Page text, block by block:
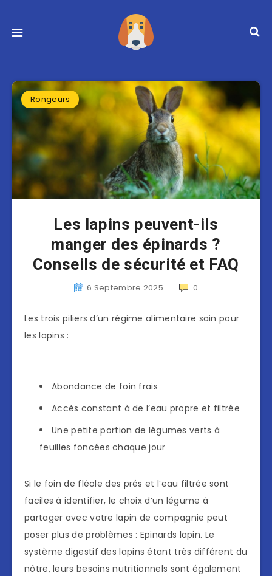
Rongeurs
Les lapins peuvent-ils
manger des épinards ?
Conseils de sécurité et FAQ
6 Septembre 2025 0
Les trois piliers d’un régime alimentaire sain pour
les lapins :
Abondance de foin frais
Accès constant à de l’eau propre et filtrée
Une petite portion de légumes verts à
feuilles foncées chaque jour
Si le foin de fléole des prés et l’eau filtrée sont
faciles à identifier, le choix d’un légume à
partager avec votre lapin de compagnie peut
poser plus de problèmes : Epinards lapin. Le
système digestif des lapins étant très différent du
nôtre, leurs besoins nutritionnels sont également